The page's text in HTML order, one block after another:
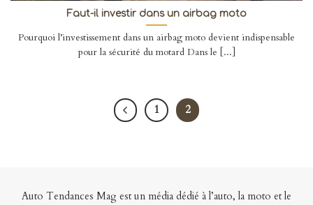
Faut-il investir dans un airbag moto
Pourquoi l’investissement dans un airbag moto devient indispensable
pour la sécurité du motard Dans le [...]
1 2
Auto Tendances Mag est un média dédié à l’auto, la moto et le